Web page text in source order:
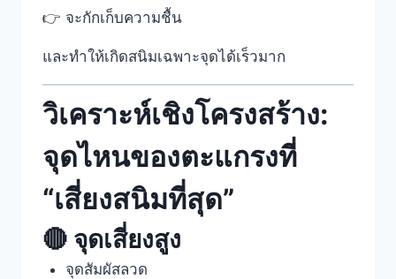
👉 จะกักเก็บความชื้น
และทำให้เกิดสนิมเฉพาะจุดได้เร็วมาก
วิเคราะห์เชิงโครงสร้าง:
จุดไหนของตะแกรงที่
“เสี่ยงสนิมที่สุด”
🔴 จุดเสี่ยงสูง
จุดสัมผัสลวด